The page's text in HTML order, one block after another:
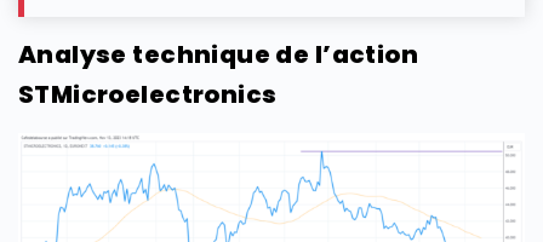
Analyse technique de l’action
STMicroelectronics